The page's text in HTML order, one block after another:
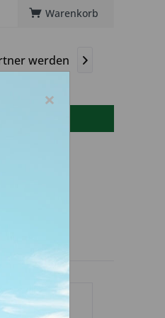
Warenkorb
werden 
×